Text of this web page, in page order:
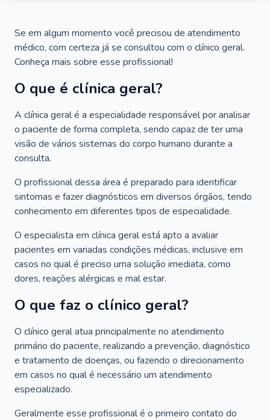
Se em algum momento você precisou de atendimento
médico, com certeza já se consultou com o clínico geral.
Conheça mais sobre esse profissional!
O que é clínica geral?
A clínica geral é a especialidade responsável por analisar
o paciente de forma completa, sendo capaz de ter uma
visão de vários sistemas do corpo humano durante a
consulta.
O profissional dessa área é preparado para identificar
sintomas e fazer diagnósticos em diversos órgãos, tendo
conhecimento em diferentes tipos de especialidade.
O especialista em clínica geral está apto a avaliar
pacientes em variadas condições médicas, inclusive em
casos no qual é preciso uma solução imediata, como
dores, reações alérgicas e mal estar.
O que faz o clínico geral?
O clínico geral atua principalmente no atendimento
primário do paciente, realizando a prevenção, diagnóstico
e tratamento de doenças, ou fazendo o direcionamento
em casos no qual é necessário um atendimento
especializado.
Geralmente esse profissional é o primeiro contato do